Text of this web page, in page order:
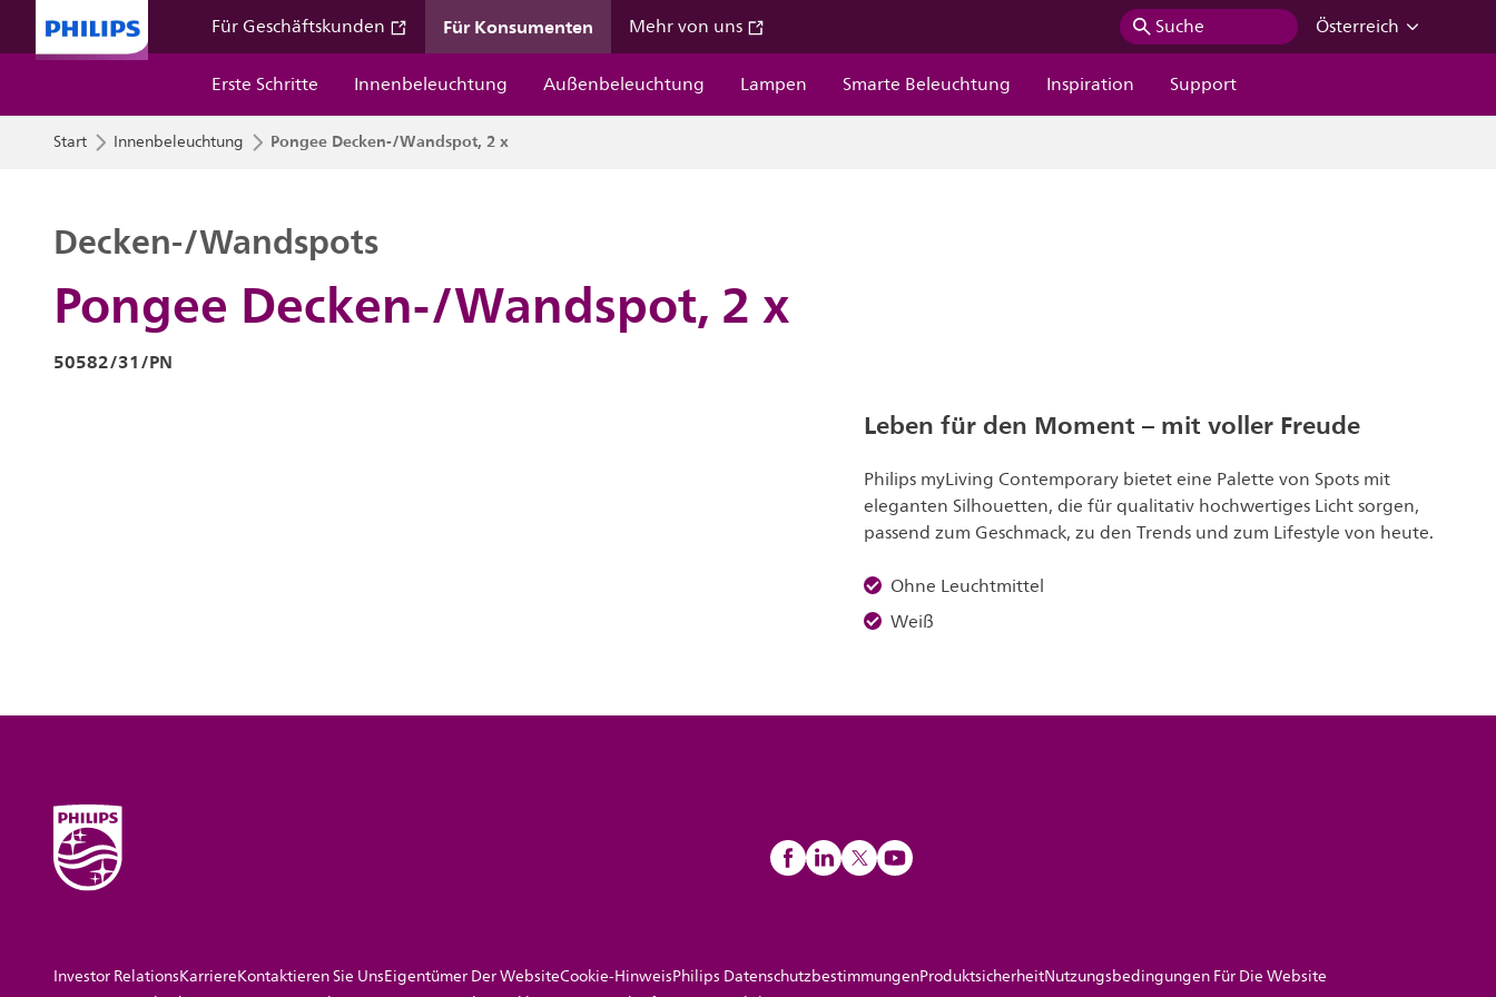
Für Geschäftskunden Für Konsumenten Mehr von uns Suche
Österreich
Erste Schritte
Innenbeleuchtung Außenbeleuchtung Lampen Smarte Beleuchtung Inspiration Support
Start Innenbeleuchtung Pongee Decken-/Wandspot, 2 x
Pongee Decken-/Wandspot, 2 x
Decken-/Wandspots
50582/31/PN
Leben für den Moment – mit voller Freude
Philips myLiving Contemporary bietet eine Palette von Spots mit
eleganten Silhouetten, die für qualitativ hochwertiges Licht sorgen,
passend zum Geschmack, zu den Trends und zum Lifestyle von heute.
Ohne Leuchtmittel
Weiß
Investor RelationsKarriereKontaktieren Sie UnsEigentümer Der WebsiteCookie-HinweisPhilips DatenschutzbestimmungenProduktsicherheitNutzungsbedingungen Für Die Website